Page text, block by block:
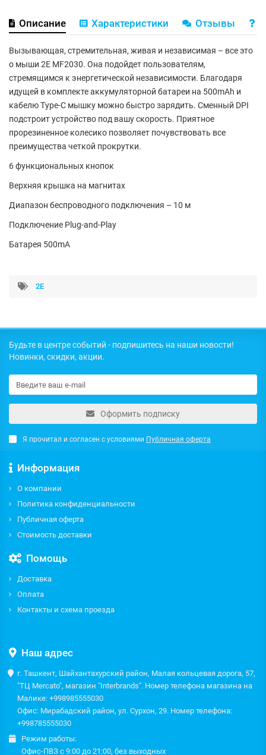
Описание Характеристики Отзывы
Вызывающая, стремительная, живая и независимая – все это
о мыши 2E MF2030. Она подойдет пользователям,
стремящимся к энергетической независимости. Благодаря
идущей в комплекте аккумуляторной батареи на 500mAh и
кабелю Type-С мышку можно быстро зарядить. Сменный DPI
подстроит устройство под вашу скорость. Приятное
прорезиненное колесико позволяет почувствовать все
преимущества четкой прокрутки.
6 функциональных кнопок
Верхняя крышка на магнитах
Диапазон беспроводного подключения – 10 м
Подключение Plug-and-Play
Батарея 500mA
2E
Будьте в центре событий - подпишитесь на наши новости!
Новинки, скидки, акции.
Оформить подписку
Я прочитал и согласен с условиями Публичная оферта
Информация
О компании
Политика конфиденциальности
Публичная оферта
Стоимость доставки
Помощь
Доставка
Оплата
Контакты и схема проезда
Наш адрес
г. Ташкент, Шайхантахурский район, Малая кольцевая дорога, 57,
"ТЦ Mercato", магазин "Interbrands". Номер телефона магазина на
Малике: +998985555030
Офис: Мирабадский район, ул. Сурхон, 29. Номер телефона:
+998785555030
Режим работы:
Офис-ПВЗ с 9:00 до 21:00, без выходных